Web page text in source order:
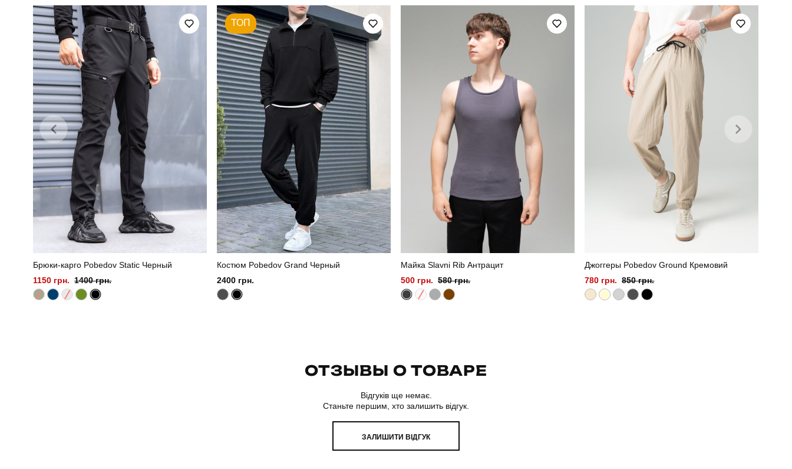
Склад тканини 100% поліестер Країна - виробник україна
Брюки-карго Pobedov Static Черный
1150 грн. 1400 грн.
ТОП
Костюм Pobedov Grand Черный
2400 грн.
Майка Slavni Rib Антрацит
500 грн. 580 грн.
Джоггеры Pobedov Ground Кремовий
780 грн. 850 грн.
ОТЗЫВЫ О ТОВАРЕ
Відгуків ще немає.
Станьте першим, хто залишить відгук.
ЗАЛИШИТИ ВІДГУК